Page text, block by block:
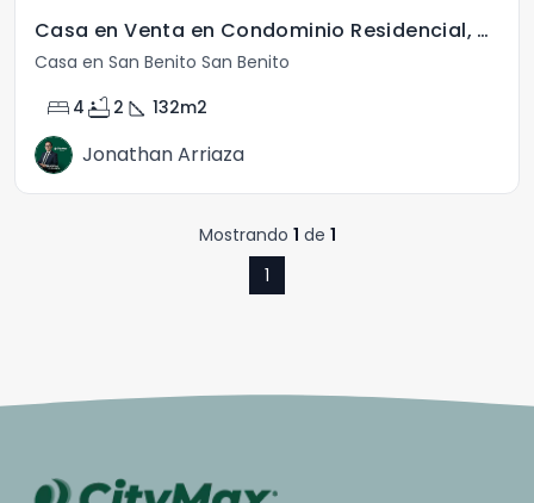
Casa en Venta en Condominio Residencial, Petén
Casa en San Benito San Benito
bed 4 bathtub 2 square_foot 132m2
Jonathan Arriaza
Mostrando 1 de 1
1